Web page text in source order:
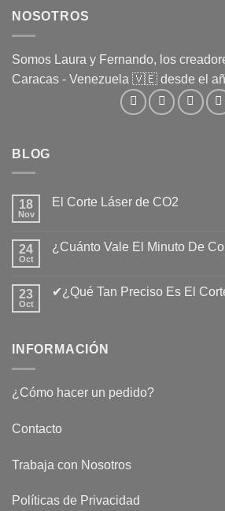
NOSOTROS
Somos Laura y Fernando, los
Caracas - Venezuela 🇻🇪 desde el
BLOG
18
Nov
El Corte Láser de CO2
en
de
CO2
24
Oct
¿Cuánto Vale El Minuto De
en
De
Corte
23
Oct
✔¿Qué Tan Preciso Es El
✔¿Qué
El
Corte
INFORMACIÓN
¿Cómo hacer un pedido?
Contacto
Trabaja con Nosotros
Políticas de Privacidad